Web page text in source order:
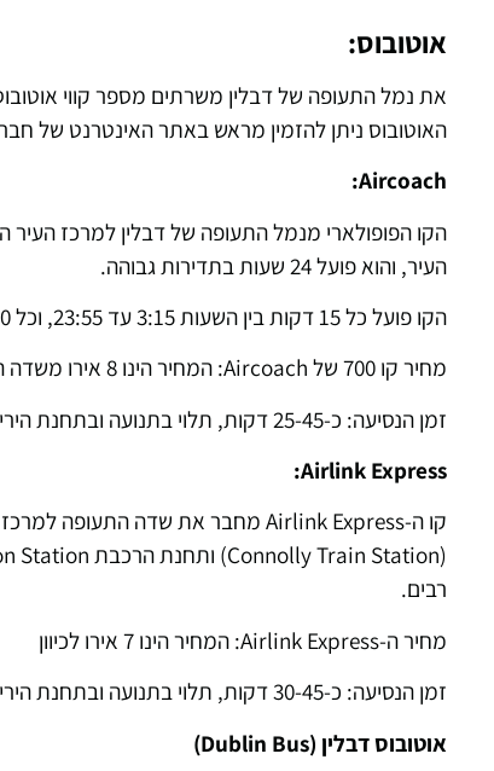
אוטובוס:
את נמל התעופה של דבלין משרתים מספר קווי
האוטובוס ניתן להזמין מראש באתר האינטרנט של
Aircoach:
הקו הפופולארי מנמל התעופה של דבלין למרכז העיר הוא קו
העיר, והוא פועל 24 שעות בתדירות גבוהה.
הקו פועל כל 15 דקות בין השעות 3:15 עד 23:55, וכל 30 דקות מחוץ לשעות אלו.
מחיר קו 700 של Aircoach: המחיר הינו 8 אירו משדה התעופה למרכז העיר, 9 אירו ממרכז העיר לשדה התעופה.
זמן הנסיעה: כ-25-45 דקות, תלוי בתנועה ובתחנת הירידה שלכם.
Airlink Express:
קו ה-Airlink Express
רבים.
מחיר ה-Airlink Express: המחיר הינו 7 אירו לכיוון
זמן הנסיעה: כ-30-45 דקות, תלוי בתנועה ובתחנת הירידה שלכם.
אוטובוס דבלין (Dublin Bus)